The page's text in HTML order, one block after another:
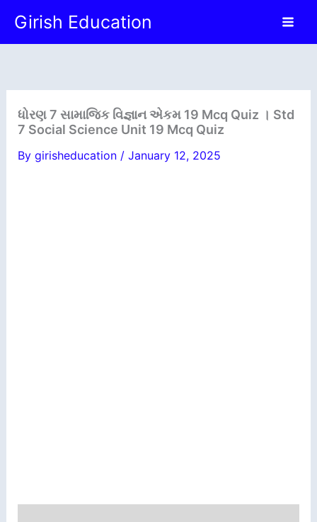
content
Girish Education
ધોરણ 7 સામાજિક વિજ્ઞાન એકમ 19 Mcq Quiz । Std
7 Social Science Unit 19 Mcq Quiz
By girisheducation / January 12, 2025